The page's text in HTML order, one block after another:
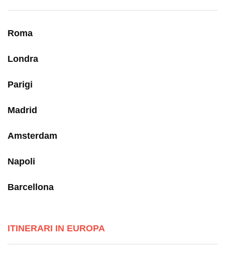
Roma
Londra
Parigi
Madrid
Amsterdam
Napoli
Barcellona
ITINERARI IN EUROPA